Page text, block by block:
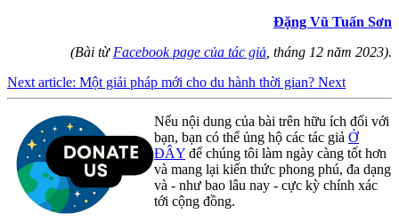
Đặng Vũ Tuấn Sơn
(Bài từ Facebook page của tác giả , tháng 12 năm 2023).
Next article: Một giải pháp mới cho du hành thời gian? Next
Nếu nội dung của bài trên hữu ích đối với
bạn, bạn có thể ủng hộ các tác giả Ở
ĐÂY để chúng tôi làm ngày càng tốt hơn
và mang lại kiến thức phong phú, đa dạng
và - như bao lâu nay - cực kỳ chính xác
tới cộng đồng.